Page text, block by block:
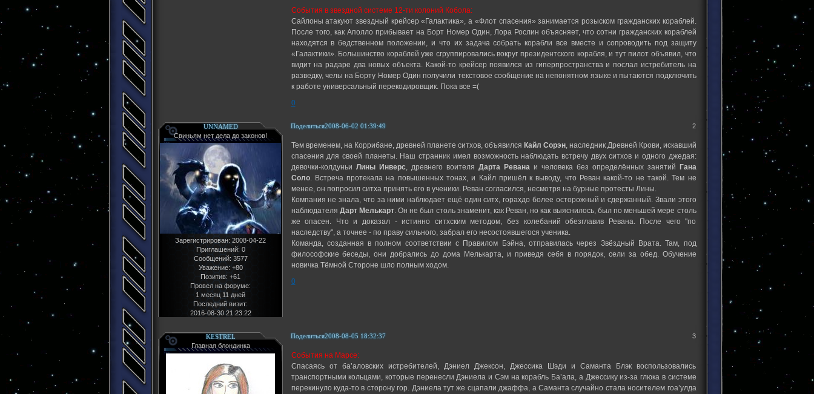
События в звездной системе 12-ти колоний Кобола:
Сайлоны атакуют звездный крейсер «Галактика», а «Флот спасения» занимается розыском гражданских кораблей.
После того, как Аполло прибывает на Борт Номер Один, Лора Рослин объясняет, что сотни гражданских кораблей
находятся в бедственном положении, и что их задача собрать корабли все вместе и сопроводить под защиту
«Галактики». Большинство кораблей уже сгруппировались вокруг президентского корабля, и тут пилот объявил, что
видит на радаре два новых объекта. Какой-то крейсер появился из гиперпространства и послал истребитель на
разведку, челы на Борту Номер Один получили текстовое сообщение на непонятном языке и пытаются подключить
к работе универсальный перекодировщик. Пока все =(
0
Поделиться 2
2008-06-02 01:39:49
UNNAMED
Свиньям нет дела до законов!
Зарегистрирован: 2008-04-22
Приглашений: 0
Сообщений: 3577
Уважение: +80
Позитив: +61
Провел на форуме:
1 месяц 11 дней
Последний визит:
2016-08-30 21:23:22
Тем временем, на Коррибане, древней планете ситхов, объявился Кайл Сорэн, наследник Древней Крови, искавший
спасения для своей планеты. Наш странник имел возможность наблюдать встречу двух ситхов и одного джедая:
девочки-колдуньи Лины Инверс , древнего воителя Дарта Ревана и человека без определённых занятий Гана
Соло. Встреча протекала на повышенных тонах, и Кайл пришёл к выводу, что Реван какой-то не такой. Тем не
менее, он попросил ситха принять его в ученики. Реван согласился, несмотря на бурные протесты Лины.
Компания не знала, что за ними наблюдает ещё один ситх, горахдо более осторожный и сдержанный. Звали этого
наблюдателя Дарт Мелькарт. Он не был столь знаменит, как Реван, но как выяснилось, был по меньшей мере столь
же опасен. Что и доказал - истинно ситхским методом, без колебаний обезглавив Ревана. После чего "по
наследству", а точнее - по праву сильного, забрал его несостоявшегося ученика.
Команда, созданная в полном соответствии с Правилом Бэйна, отправилась через Звёздный Врата. Там, под
философские беседы, они добрались до дома Мелькарта, и приведя себя в порядок, сели за обед. Обучение
новичка Тёмной Стороне шло полным ходом.
0
Поделиться 3
2008-08-05 18:32:37
KESTREL
Главная блондинка
События на Марсе:
Спасаясь от ба’аловских истребителей, Дэниел Джексон, Джессика Шэди и Саманта Блэк воспользовались
транспортными кольцами, которые перенесли Дэниела и Сэм на корабль Ба’ала, а Джессику из-за глюка в системе
перекинуло куда-то в сторону гор. Дэниела тут же сцапали джаффа, а Саманта случайно стала носителем гоа’улда